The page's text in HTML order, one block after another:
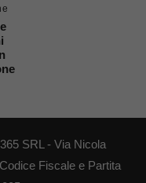
SRL - Via Nicola
Fiscale e Partita